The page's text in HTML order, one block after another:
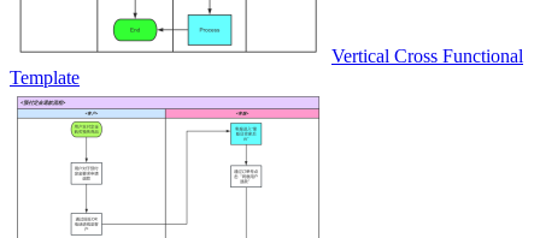
Vertical Cross Functional
Template